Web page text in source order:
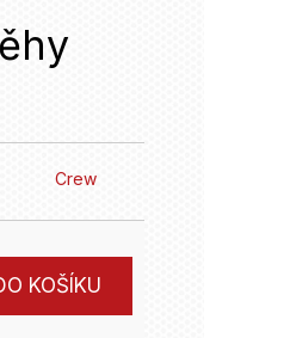
Crew
KOŠÍKU
HLEDAT